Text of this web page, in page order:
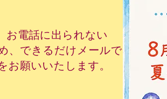
お電話に出られない
、できるだけメールで
お願いいたします。